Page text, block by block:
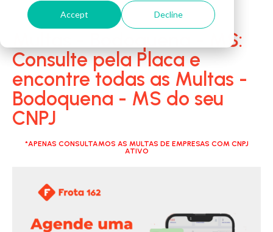
Accept Decline
Multas - Bodoquena - MS:
Consulte pela Placa e
encontre todas as Multas -
Bodoquena - MS do seu
CNPJ
*APENAS CONSULTAMOS AS MULTAS DE EMPRESAS COM CNPJ
ATIVO